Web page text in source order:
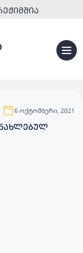
6 ოქტომბერი, 2021